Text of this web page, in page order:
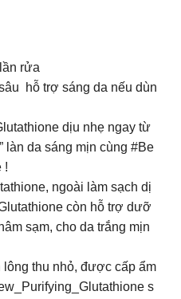
rửa
hỗ trợ sáng da nếu dùn
dịu nhẹ ngay từ
làn da sáng mịn cùng #Be
!
ngoài làm sạch dị
còn hỗ trợ dưỡ
sạm, cho da trắng mịn
thu nhỏ, được cấp ẩm
s